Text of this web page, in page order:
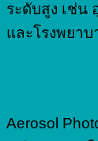
ระดับสูง เช่น
และโรงพยาบ
Aerosol